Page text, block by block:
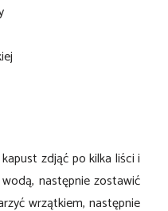
zdjąć po kilka liści i
następnie zostawić
wrzątkiem, następnie